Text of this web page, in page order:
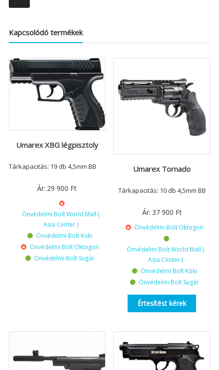
Kapcsolódó termékek
Umarex XBG légpisztoly
Tárkapacitás: 19 db 4,5mm BB
Ár: 29 900 Ft
Önvédelmi Bolt World Mall (
Asia Center )
Önvédelmi Bolt Köki
Önvédelmi Bolt Oktogon
Önvédelmi Bolt Sugár
Umarex Tornado
Tárkapacitás: 10 db 4,5mm BB
Ár: 37 900 Ft
Önvédelmi Bolt Oktogon
Önvédelmi Bolt World Mall (
Asia Center )
Önvédelmi Bolt Köki
Önvédelmi Bolt Sugár
Értesítést kérek